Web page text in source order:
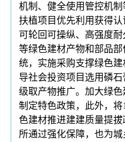
机制、健全使用管控机
扶植项目优先利用获得
可轮回可操纵、高强度
等绿色建材产物和部品
统，实施采购支撑绿色
导社会投资项目选用磷
级取产物推广。加大绿
制定特色政策，此外，
色建材推进建建质量提
所通过强化保障，也为